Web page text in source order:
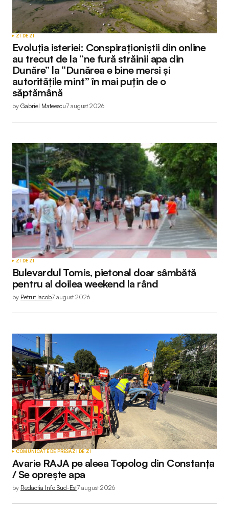
ZI DE ZI
Evoluția isteriei: Conspiraționiștii din online
au trecut de la “ne fură străinii apa din
Dunăre” la “Dunărea e bine mersi și
autoritățile mint” în mai puțin de o
săptămână
by Gabriel Mateescu7 august 2026
ZI DE ZI
Bulevardul Tomis, pietonal doar sâmbătă
pentru al doilea weekend la rând
by Petruț Iacob7 august 2026
COMUNICATE DE PRESĂZI DE ZI
Avarie RAJA pe aleea Topolog din Constanța
/ Se oprește apa
by Redactia Info Sud-Est7 august 2026